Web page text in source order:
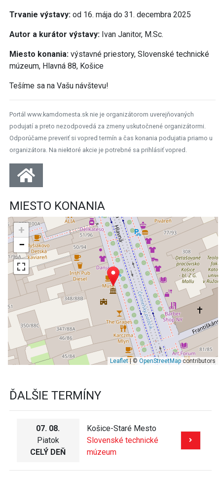
Trvanie výstavy: od 16. mája do 31. decembra 2025
Autor a kurátor výstavy: Ivan Janitor, M.Sc.
Miesto konania: výstavné priestory, Slovenské technické
múzeum, Hlavná 88, Košice
Tešíme sa na Vašu návštevu!
Portál www.kamdomesta.sk nie je organizátorom uverejňovaných
podujatí a preto nezodpovedá za zmeny uskutočnené organizátormi.
Odporúčame preveriť si vopred termín a čas konania podujatia priamo u
organizátora. Na niektoré akcie je potrebné sa prihlásiť vopred.
MIESTO KONANIA
+
−
Leaflet| © OpenStreetMapcontributors
ĎALŠIE TERMÍNY
07. 08.
Piatok
CELÝ DEŇ
Košice-Staré Mesto
Slovenské technické
múzeum